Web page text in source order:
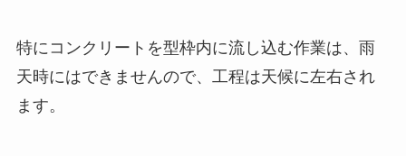
特にコンクリートを型枠内に流し込む作業は、雨
天時にはできませんので、工程は天候に左右され
ます。